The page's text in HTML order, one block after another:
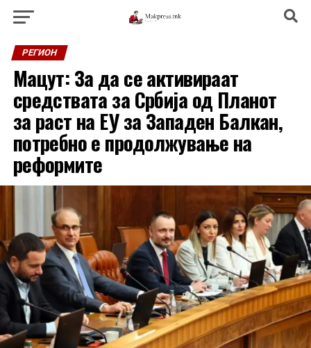
РЕГИОН
Мацут: За да се активираат
средствата за Србија од Планот
за раст на ЕУ за Западен Балкан,
потребно е продолжување на
реформите